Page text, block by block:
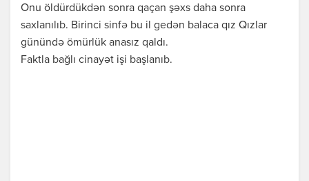
Onu öldürdükdən sonra qaçan şəxs daha sonra
saxlanılıb. Birinci sinfə bu il gedən balaca qız Qızlar
günündə ömürlük anasız qaldı.
Faktla bağlı cinayət işi başlanıb.